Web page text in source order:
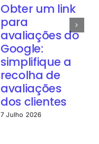
Obter um link
para
avaliações do
Google:
simplifique a
recolha de
avaliações
dos clientes
7 Julho 2026